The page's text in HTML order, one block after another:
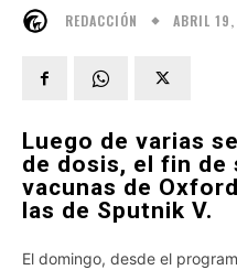
REDACCIÓN ABRIL
Luego de varias
de dosis, el fin de
vacunas de
las de Sputnik V.
El domingo, desde el